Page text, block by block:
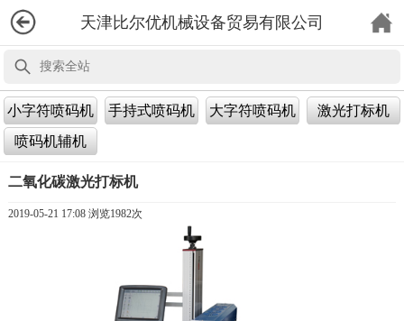
天津比尔优机械设备贸易有限公司
小字符喷码机 手持式喷码机 大字符喷码机
激光打标机
喷码机辅机
二氧化碳激光打标机
2019-05-21 17:08 浏览1982次